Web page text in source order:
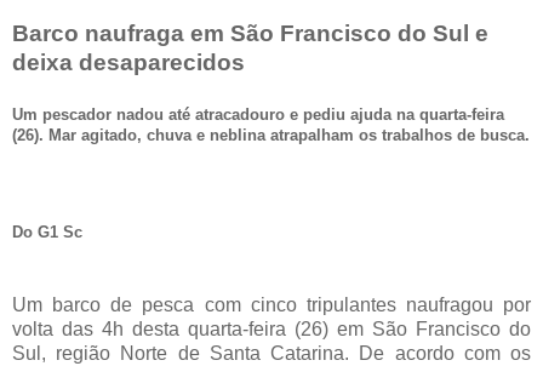
Barco naufraga em São Francisco do Sul e
deixa desaparecidos
Um pescador nadou até atracadouro e pediu ajuda na quarta-feira
(26). Mar agitado, chuva e neblina atrapalham os trabalhos de busca.
Do G1 Sc
Um barco de pesca com cinco tripulantes naufragou por
volta das 4h desta quarta-feira (26) em São Francisco do
Sul, região Norte de Santa Catarina. De acordo com os